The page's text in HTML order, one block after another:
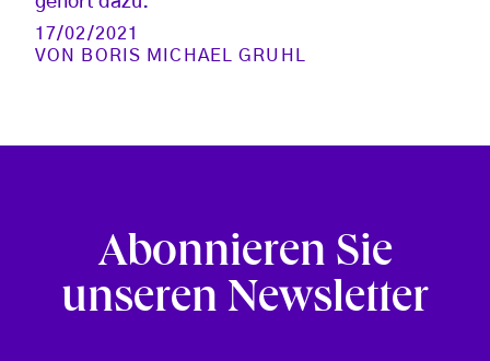
17/02/2021
VON
BORIS MICHAEL GRUHL
Abonnieren Sie
unseren Newsletter